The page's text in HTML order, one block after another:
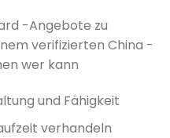
-Angebote zu
verifizierten China -
wer kann
und Fähigkeit
verhandeln